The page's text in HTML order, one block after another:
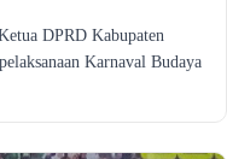
DPRD Kabupaten
Karnaval Budaya